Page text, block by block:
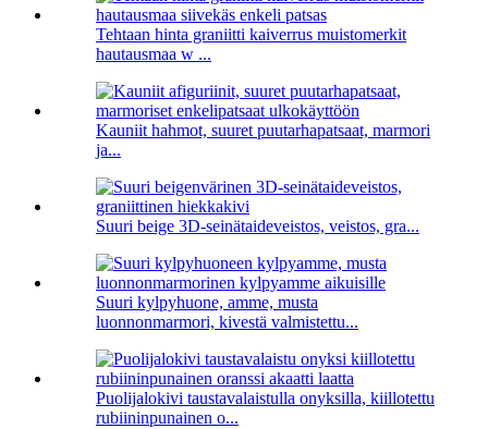
Tehtaan hinta graniitti kaiverrus muistomerkit
hautausmaa w ...
Kauniit hahmot, suuret puutarhapatsaat, marmori
ja...
Suuri beige 3D-seinätaideveistos, veistos, gra...
Suuri kylpyhuone, amme, musta
luonnonmarmori, kivestä valmistettu...
Puolijalokivi taustavalaistulla onyksilla, kiillotettu
rubiininpunainen o...